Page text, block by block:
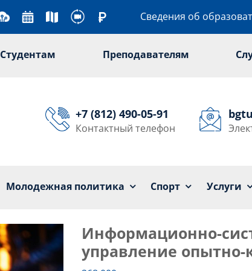
Сведения об
Студентам Преподавателям
+7 (812) 490-05-91
Контактный телефон
Молодежная политика Спорт Услуги
Университет Образование Наука
Информационно-
управление опытно-